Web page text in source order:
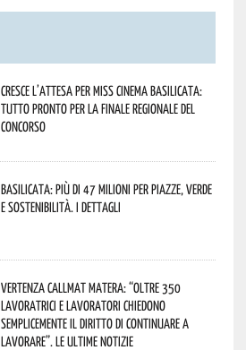
Cresce l’attesa per Miss Cinema Basilicata:
tutto pronto per la finale regionale del
concorso
Basilicata: più di 47 milioni per piazze, verde
e sostenibilità. I dettagli
Vertenza CallMat Matera: “Oltre 350
lavoratrici e lavoratori chiedono
semplicemente il diritto di continuare a
lavorare”. Le ultime notizie